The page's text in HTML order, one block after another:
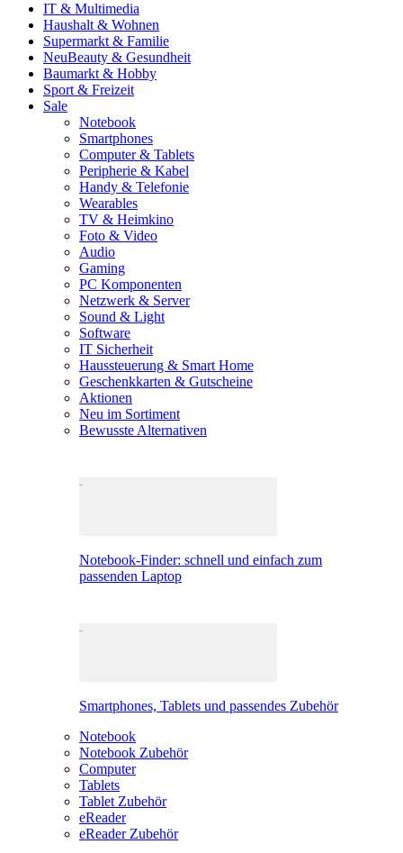
IT & Multimedia
Haushalt & Wohnen
Supermarkt & Familie
NeuBeauty & Gesundheit
Baumarkt & Hobby
Sport & Freizeit
Sale
Notebook
Smartphones
Computer & Tablets
Peripherie & Kabel
Handy & Telefonie
Wearables
TV & Heimkino
Foto & Video
Audio
Gaming
PC Komponenten
Netzwerk & Server
Sound & Light
Software
IT Sicherheit
Haussteuerung & Smart Home
Geschenkkarten & Gutscheine
Aktionen
Neu im Sortiment
Bewusste Alternativen
Notebook-Finder: schnell und einfach zum
passenden Laptop
Smartphones, Tablets und passendes Zubehör
Notebook
Notebook Zubehör
Computer
Tablets
Tablet Zubehör
eReader
eReader Zubehör